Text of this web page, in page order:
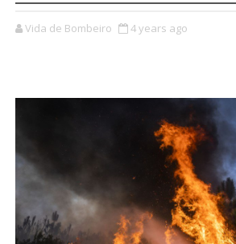
Vida de Bombeiro 4 years ago